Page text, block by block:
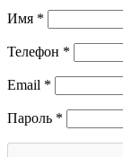
Имя *
Телефон *
Email *
Пароль *